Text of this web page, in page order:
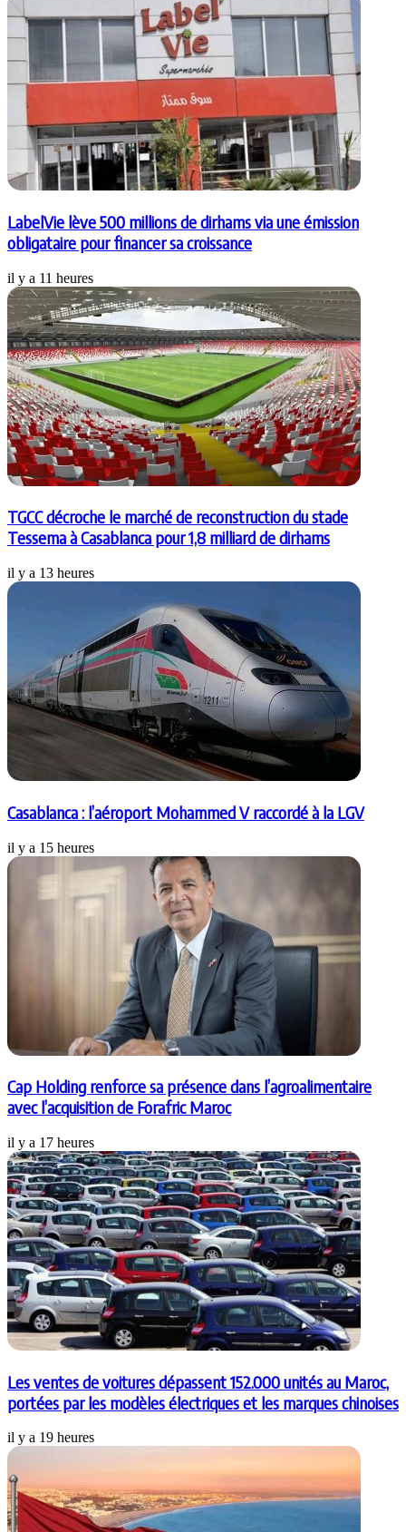
LabelVie lève 500 millions de dirhams via une émission
obligataire pour financer sa croissance
il y a 11 heures
TGCC décroche le marché de reconstruction du stade
Tessema à Casablanca pour 1,8 milliard de dirhams
il y a 13 heures
Casablanca : l’aéroport Mohammed V raccordé à la LGV
il y a 15 heures
Cap Holding renforce sa présence dans l’agroalimentaire
avec l’acquisition de Forafric Maroc
il y a 17 heures
Les ventes de voitures dépassent 152.000 unités au Maroc,
portées par les modèles électriques et les marques chinoises
il y a 19 heures